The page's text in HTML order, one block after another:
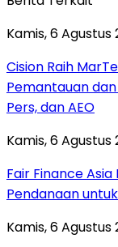
Kamis, 6 Agustus
Cision Raih
Pemantauan dan
Pers, dan AEO
Kamis, 6 Agustus
Fair Finance
Pendanaan
Kamis, 6 Agustus